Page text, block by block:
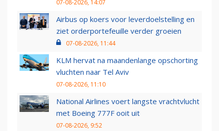
07-08-2026, 14:07
Airbus op koers voor leverdoelstelling en
ziet orderportefeuille verder groeien
07-08-2026, 11:44
KLM hervat na maandenlange opschorting
vluchten naar Tel Aviv
07-08-2026, 11:10
National Airlines voert langste vrachtvlucht
met Boeing 777F ooit uit
07-08-2026, 9:52